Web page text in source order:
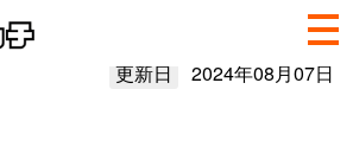
更新日 2024年08月07日